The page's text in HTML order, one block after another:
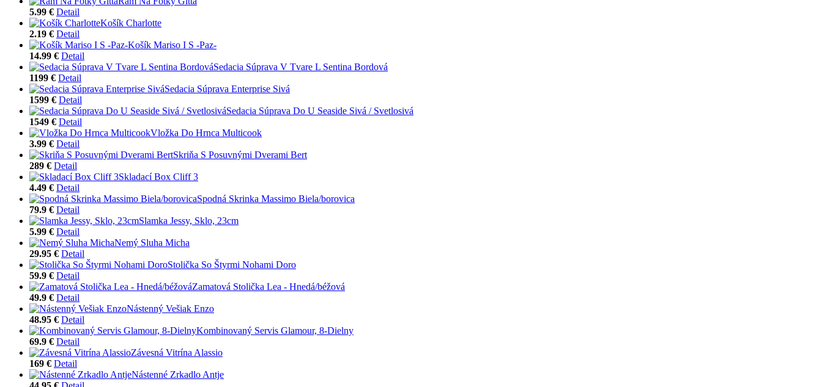
5.99 € Detail
Košík Charlotte
2.19 € Detail
Košík Mariso I S -Paz-
14.99 € Detail
Sedacia Súprava V Tvare L Sentina Bordová
1199 € Detail
Sedacia Súprava Enterprise Sivá
1599 € Detail
Sedacia Súprava Do U Seaside Sivá / Svetlosivá
1549 € Detail
Vložka Do Hrnca Multicook
3.99 € Detail
Skriňa S Posuvnými Dverami Bert
289 € Detail
Skladací Box Cliff 3
4.49 € Detail
Spodná Skrinka Massimo Biela/borovica
79.9 € Detail
Slamka Jessy, Sklo, 23cm
5.99 € Detail
Nemý Sluha Micha
29.95 € Detail
Stolička So Štyrmi Nohami Doro
59.9 € Detail
Zamatová Stolička Lea - Hnedá/béžová
49.9 € Detail
Nástenný Vešiak Enzo
48.95 € Detail
Kombinovaný Servis Glamour, 8-Dielny
69.9 € Detail
Závesná Vitrína Alassio
169 € Detail
Nástenné Zrkadlo Antje